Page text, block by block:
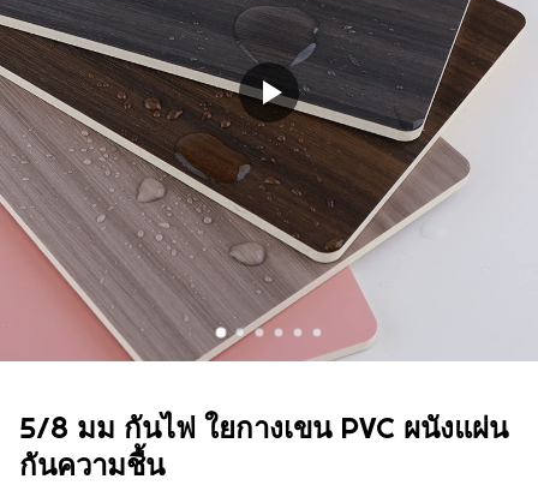
5/8 มม กันไฟ ใยกางเขน PVC ผนังแผ่น
กันความชื้น